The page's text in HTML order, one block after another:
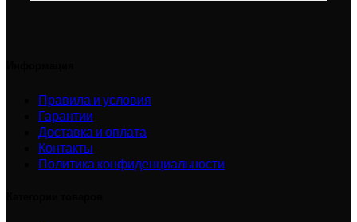
Правила и условия
Гарантии
Доставка и оплата
Контакты
Политика конфиденциальности